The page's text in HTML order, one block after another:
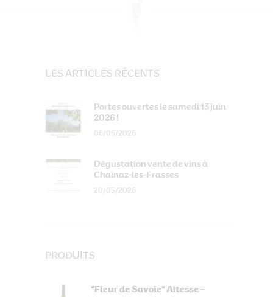
LES ARTICLES RÉCENTS
Portes ouvertes le samedi 13 juin
2026 !
06/06/2026
Dégustation vente de vins à
Chainaz-les-Frasses
20/05/2026
PRODUITS
"Fleur de Savoie" Altesse -